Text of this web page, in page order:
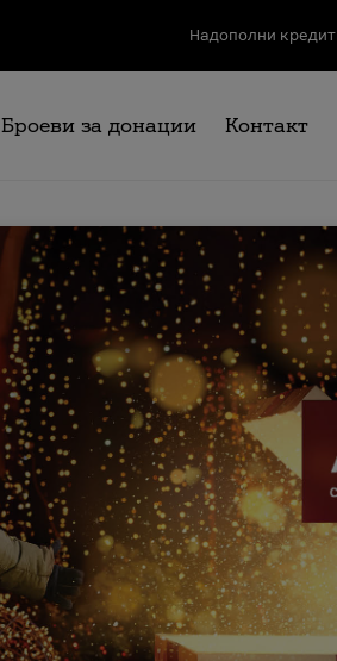
Надополни кредит
Броеви за донации Контакт